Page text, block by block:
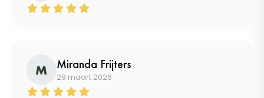
M Miranda Frijters
29 maart 2026